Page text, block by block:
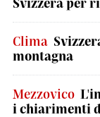
Clima
montagna
Mezzovico
i chiarimenti